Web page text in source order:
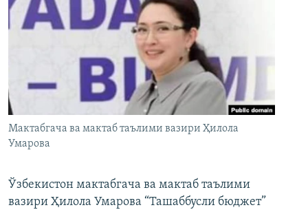
Мактабгача ва мактаб таълими вазири Ҳилола
Умарова
Ўзбекистон мактабгача ва мактаб таълими
вазири Ҳилола Умарова “Ташаббусли бюджет”